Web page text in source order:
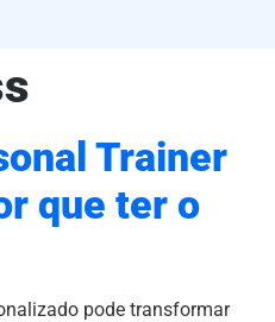
Trainer
que ter o
pode transformar